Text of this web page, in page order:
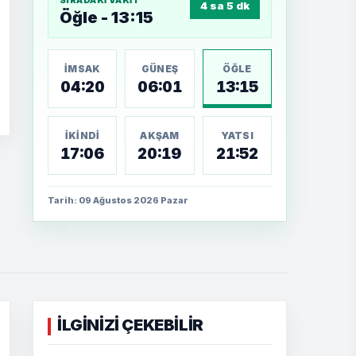
Öğle - 13:15
4 sa 5 dk
İMSAK
04:20
GÜNEŞ
06:01
ÖĞLE
13:15
İKINDI
17:06
AKŞAM
20:19
YATSI
21:52
Tarih: 09 Ağustos 2026 Pazar
İLGİNİZİ ÇEKEBİLİR